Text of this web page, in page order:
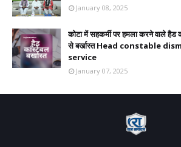
January 08, 2025
कोटा में सहकर्मी पर हमला करने वाले हैड
से बर्खास्त Head constable
service
January 07, 2025